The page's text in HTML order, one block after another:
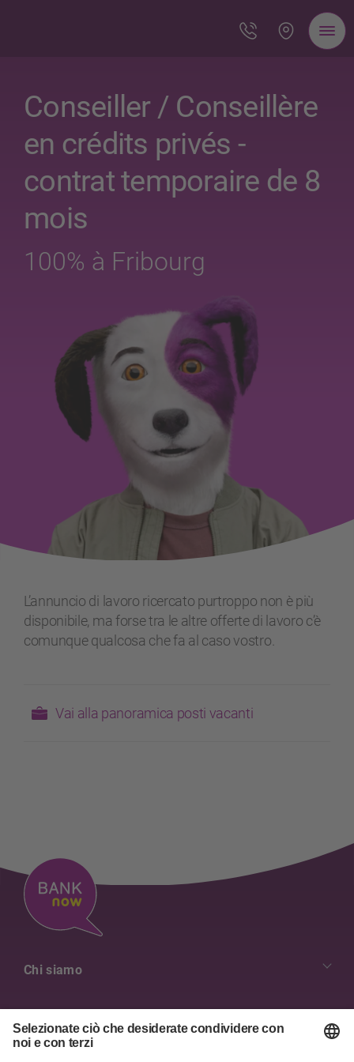
Conseiller / Conseillère
en crédits privés -
contrat temporaire de 8
mois
100% à Fribourg
L’annuncio di lavoro ricercato purtroppo non è più
disponibile, ma forse tra le altre offerte di lavoro c’è
comunque qualcosa che fa al caso vostro.
Vai alla panoramica posti vacanti
Chi siamo
I Nostri Valori
Lavori & Carriera
Panoramica dei contatti